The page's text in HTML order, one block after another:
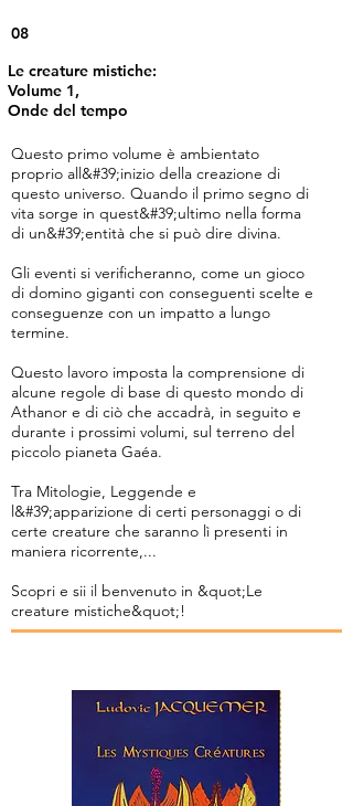
08
Le creature mistiche:
Volume 1,
Onde del tempo
Questo primo volume è ambientato
proprio all&#39;inizio della creazione di
questo universo. Quando il primo segno di
vita sorge in quest&#39;ultimo nella forma
di un&#39;entità che si può dire divina.
Gli eventi si verificheranno, come un gioco
di domino giganti con conseguenti scelte e
conseguenze con un impatto a lungo
termine.
Questo lavoro imposta la comprensione di
alcune regole di base di questo mondo di
Athanor e di ciò che accadrà, in seguito e
durante i prossimi volumi, sul terreno del
piccolo pianeta Gaéa.
Tra Mitologie, Leggende e
l&#39;apparizione di certi personaggi o di
certe creature che saranno lì presenti in
maniera ricorrente,...
Scopri e sii il benvenuto in &quot;Le
creature mistiche&quot;!